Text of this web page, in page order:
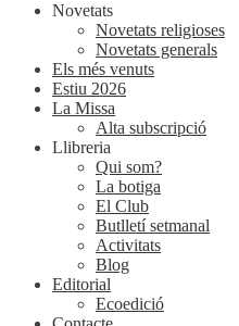
Novetats
Novetats religioses
Novetats generals
Els més venuts
Estiu 2026
La Missa
Alta subscripció
Llibreria
Qui som?
La botiga
El Club
Butlletí setmanal
Activitats
Blog
Editorial
Ecoedició